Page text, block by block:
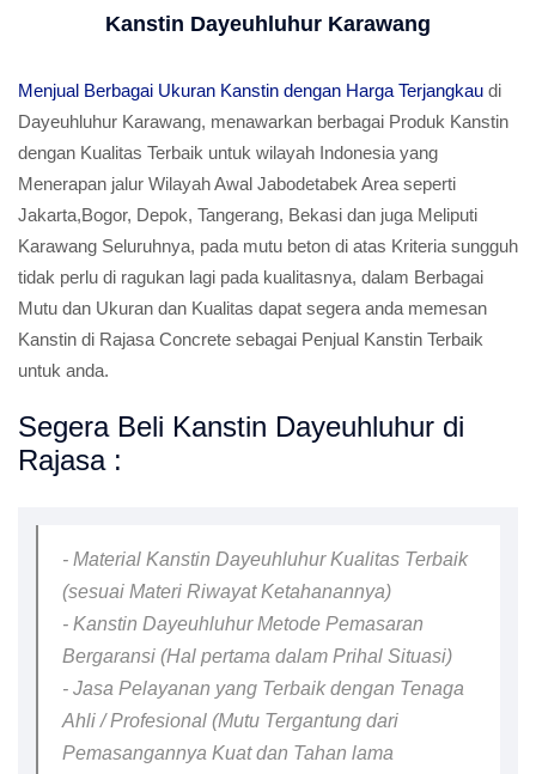
Kanstin Dayeuhluhur Karawang
Menjual Berbagai Ukuran Kanstin dengan Harga Terjangkau di
Dayeuhluhur Karawang, menawarkan berbagai Produk Kanstin
dengan Kualitas Terbaik untuk wilayah Indonesia yang
Menerapan jalur Wilayah Awal Jabodetabek Area seperti
Jakarta,Bogor, Depok, Tangerang, Bekasi dan juga Meliputi
Karawang Seluruhnya, pada mutu beton di atas Kriteria sungguh
tidak perlu di ragukan lagi pada kualitasnya, dalam Berbagai
Mutu dan Ukuran dan Kualitas dapat segera anda memesan
Kanstin di Rajasa Concrete sebagai Penjual Kanstin Terbaik
untuk anda.
Segera Beli Kanstin Dayeuhluhur di
Rajasa :
- Material Kanstin Dayeuhluhur Kualitas Terbaik
(sesuai Materi Riwayat Ketahanannya)
- Kanstin Dayeuhluhur Metode Pemasaran
Bergaransi (Hal pertama dalam Prihal Situasi)
- Jasa Pelayanan yang Terbaik dengan Tenaga
Ahli / Profesional (Mutu Tergantung dari
Pemasangannya Kuat dan Tahan lama